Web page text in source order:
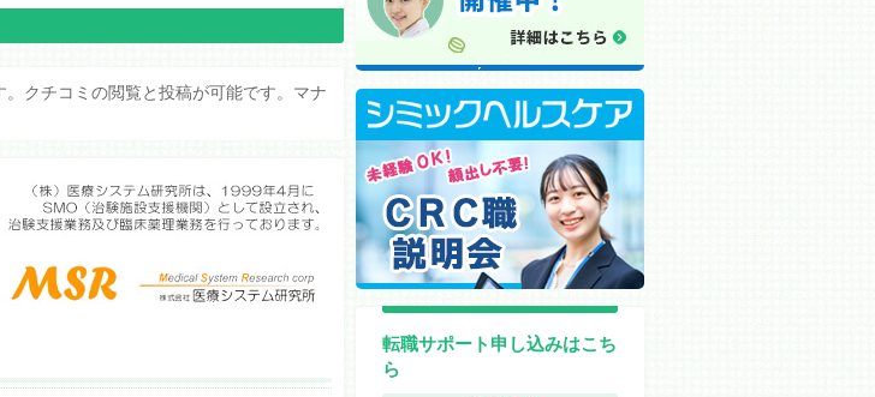
クチコミの閲覧と投稿が可能です。マナ
転職サポート申し込みはこち
ら